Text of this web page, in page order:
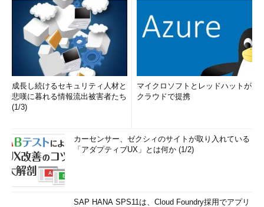
成長し続けるセキュリティ人材と
悲嘆に暮れる情報流出被害者たち
(1/3)
マイクロソフトとレッドハットが
クラウドで提携
カーセンサー、ゼクシィのサイトが取り入れている
「アダプティブUX」とは何か (1/2)
SAP HANA SPS11は、Cloud Foundry採用でアプリ